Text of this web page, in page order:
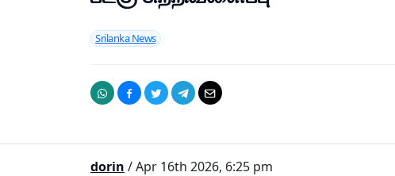
Srilanka News
dorin / Apr 16th 2026, 6:25 pm